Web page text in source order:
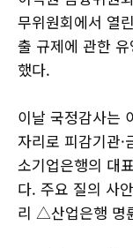
무위원회에서 열
출 규제에 관한
했다.
이날 국정감사는
자리로 피감기관·
소기업은행의 대
다. 주요 질의 사
리 △산업은행 명